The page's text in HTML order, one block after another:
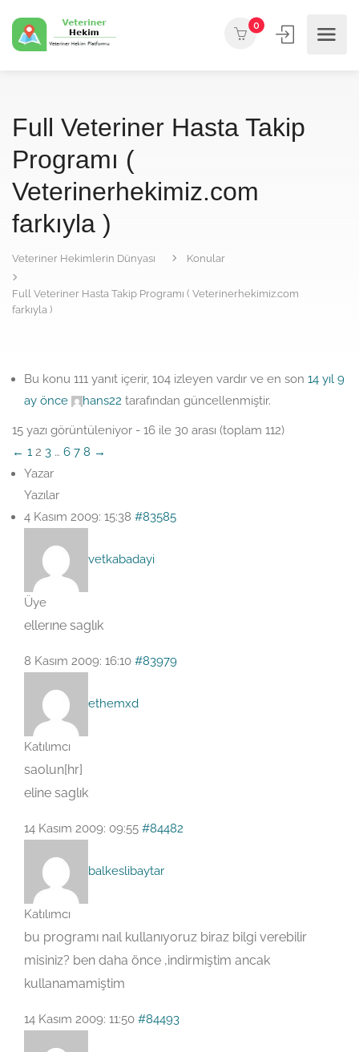
0
Full Veteriner Hasta Takip
Programı (
Veterinerhekimiz.com
farkıyla )
Veteriner Hekimlerin Dünyası Konular
Full Veteriner Hasta Takip Programı ( Veterinerhekimiz.com
farkıyla )
Bu konu 111 yanıt içerir, 104 izleyen vardır ve en son 14 yıl 9
ay önce
hans22 tarafından güncellenmiştir.
15 yazı görüntüleniyor - 16 ile 30 arası (toplam 112)
← 1 2 3 … 6 7 8 →
Yazar
Yazılar
4 Kasım 2009: 15:38 #83585
vetkabadayi
Üye
ellerıne saglık
8 Kasım 2009: 16:10 #83979
ethemxd
Katılımcı
saolun[hr]
eline saglık
14 Kasım 2009: 09:55 #84482
balkeslibaytar
Katılımcı
bu programı naıl kullanıyoruz biraz bilgi verebilir
misiniz? ben daha önce ,indirmiştim ancak
kullanamamiştim
14 Kasım 2009: 11:50 #84493